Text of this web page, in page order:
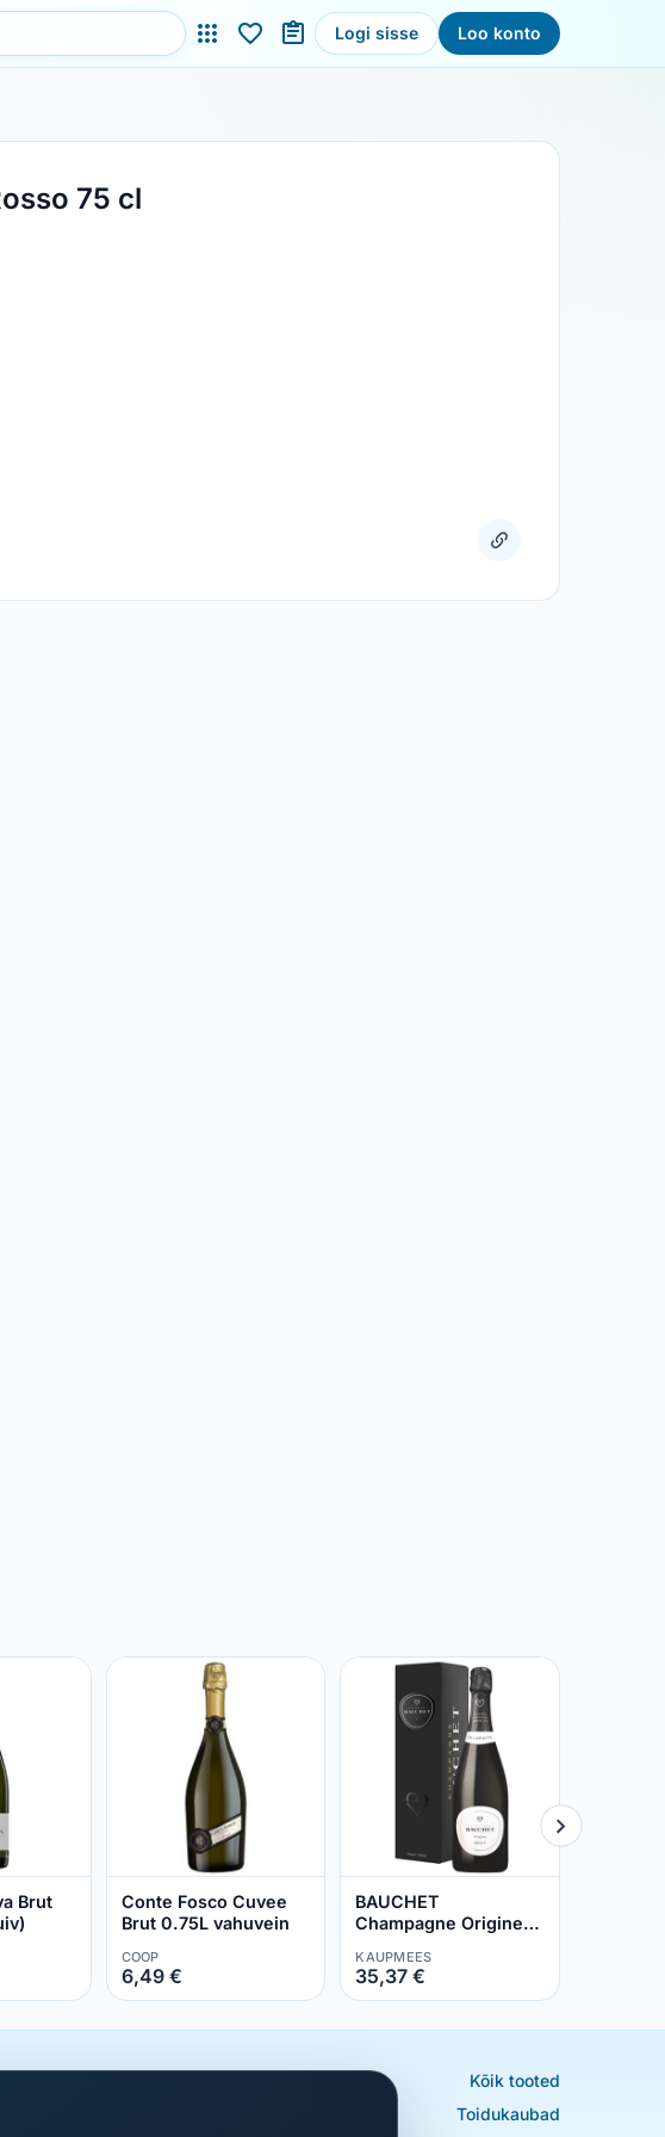
Logi sisse Loo konto
75 cl
Brut
Conte Fosco Cuvee
Brut 0.75L vahuvein
COOP
6,49 €
BAUCHET
Champagne Origine
karbis)
KAUPMEES
35,37 €
Kõik tooted
Toidukaubad